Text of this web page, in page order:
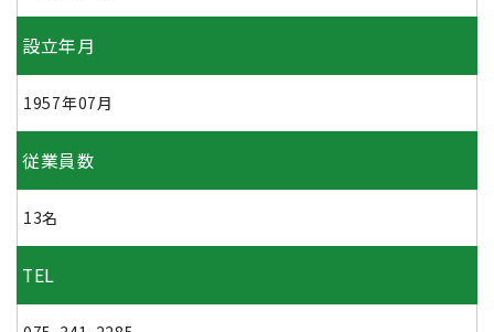
設立年月
1957年07月
従業員数
13名
TEL